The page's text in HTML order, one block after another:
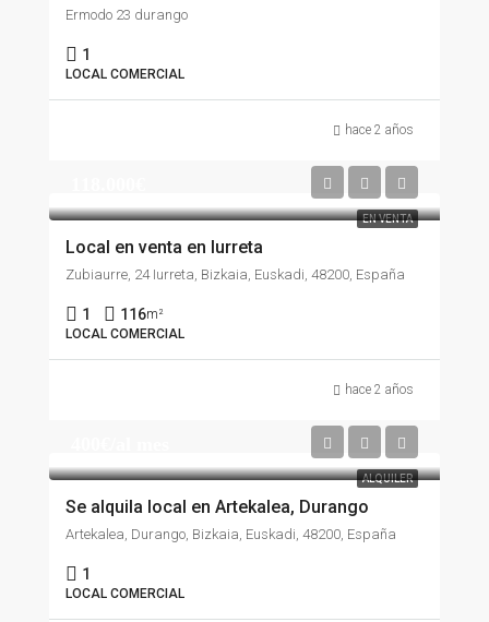
Ermodo 23 durango
1
LOCAL COMERCIAL
hace 2 años
EN VENTA
Local en venta en Iurreta
Zubiaurre, 24 Iurreta, Bizkaia, Euskadi, 48200, España
1 116m²
LOCAL COMERCIAL
hace 2 años
ALQUILER
Se alquila local en Artekalea, Durango
Artekalea, Durango, Bizkaia, Euskadi, 48200, España
1
LOCAL COMERCIAL